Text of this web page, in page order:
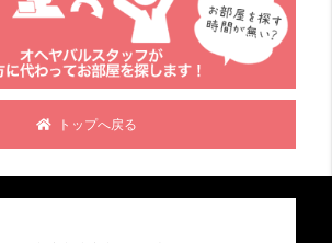
トップへ戻る